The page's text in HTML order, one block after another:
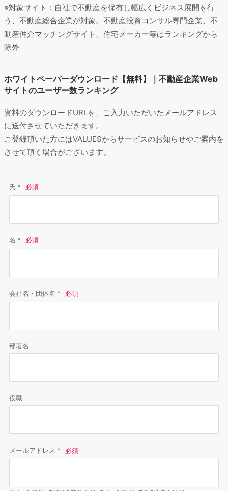
※対象サイト：自社で不動産を保有し幅広くビジネス展開を行
う、不動産総合企業が対象。不動産投資コンサル専門企業、不
動産仲介マッチングサイト、住宅メーカー等はランキングから
除外
ホワイトペーパーダウンロード【無料】｜不動産企業Web
サイトのユーザー数ランキング
資料のダウンロードURLを、ご入力いただいたメールアドレス
に送付させていただきます。
ご登録頂いた方にはVALUESからサービスのお知らせやご案内を
させて頂く場合がございます。